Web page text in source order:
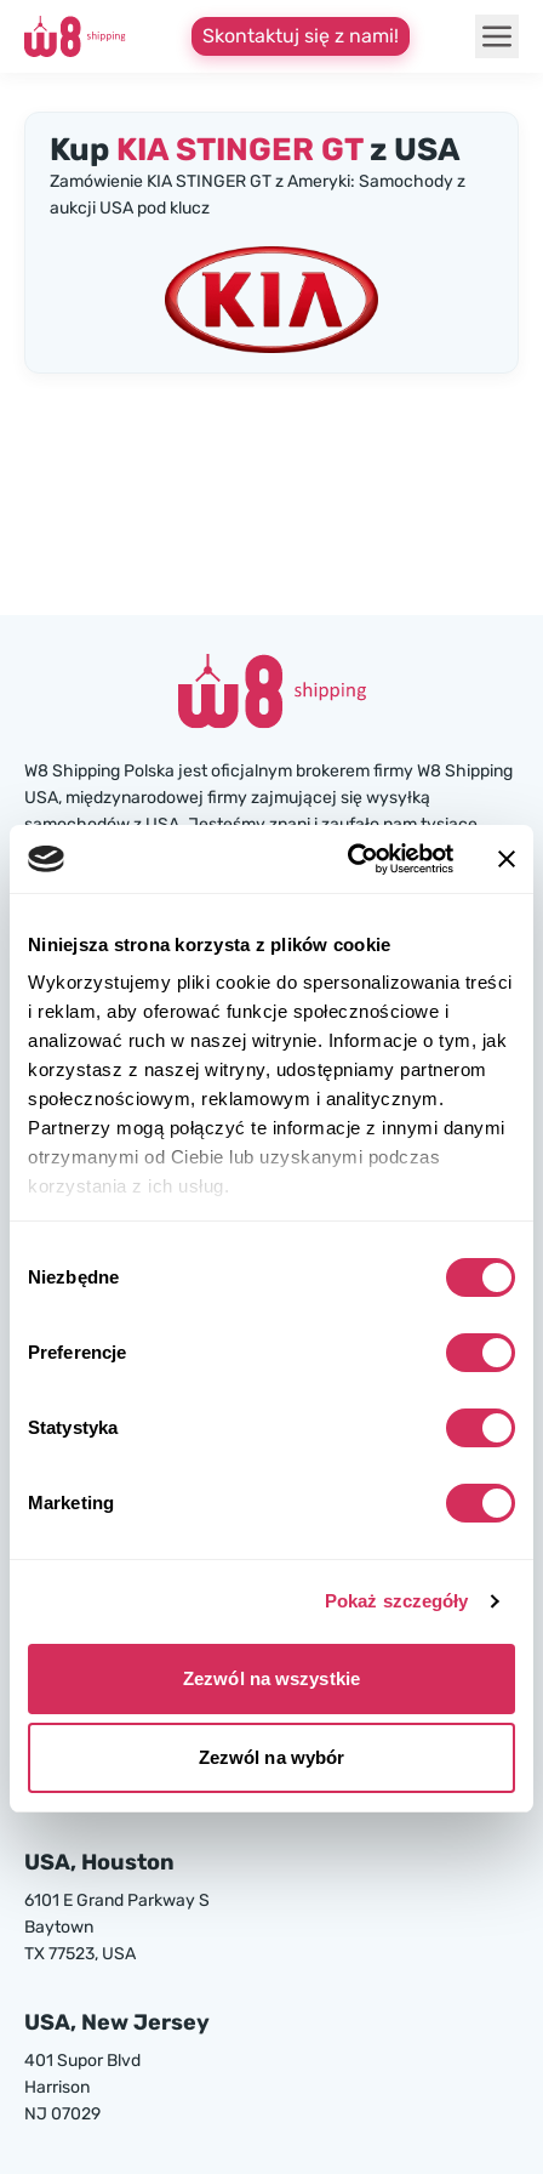
Niniejsza strona korzysta z plików cookie
Wykorzystujemy pliki cookie do spersonalizowania treści
i reklam, aby oferować funkcje społecznościowe i
analizować ruch w naszej witrynie. Informacje o tym, jak
korzystasz z naszej witryny, udostępniamy partnerom
społecznościowym, reklamowym i analitycznym.
Partnerzy mogą połączyć te informacje z innymi danymi
otrzymanymi od Ciebie lub uzyskanymi podczas
korzystania z ich usług.
zgody
Niezbędne
Preferencje
Statystyka
Marketing
Pokaż szczegóły
Zezwól na wszystkie
Zezwól na wybór
Skontaktuj się z nami!
Kup KIA STINGER GTz USA
Zamówienie KIA STINGER GT z Ameryki: Samochody z
aukcji USA pod klucz
W8 Shipping Polska jest oficjalnym brokerem firmy W8 Shipping
USA, międzynarodowej firmy zajmującej się wysyłką
samochodów z USA. Jesteśmy znani i zaufało nam tysiące
klientów na całym świecie. Kupuj samochody na amerykańskich
aukcjach ubezpieczeniowych lub w salonach, a my
+48 572 567 718
W8 Shipping PL Grójecka , 194/2 Warszawa, 02-390
na mapie
1305 Cavalier Blvd
CA 90745, USA
USA, Houston
6101 E Grand Parkway S
Baytown
TX 77523, USA
USA, New Jersey
401 Supor Blvd
Harrison
NJ 07029